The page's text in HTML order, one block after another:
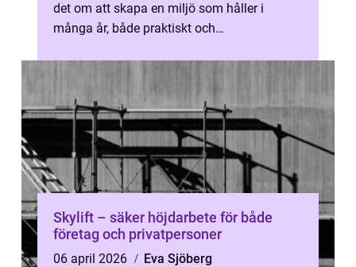
det om att skapa en miljö som håller i
många år, både praktiskt och
Skylift – säker höjdarbete för både
företag och privatpersoner
06 april 2026
Eva Sjöberg